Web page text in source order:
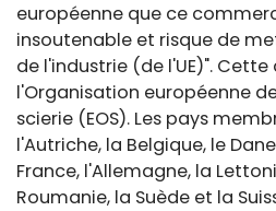
européenne que ce
insoutenable et risque de
de l'industrie (de l'UE)".
l'Organisation européenne
scierie (EOS). Les pays
l'Autriche, la Belgique, le
France, l'Allemagne, la
Roumanie, la Suède et la